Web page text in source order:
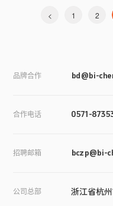
< 1 2
品牌合作 bd@bi-
合作电话 0571-
招聘邮箱 bczp@bi-
公司总部 浙江省杭